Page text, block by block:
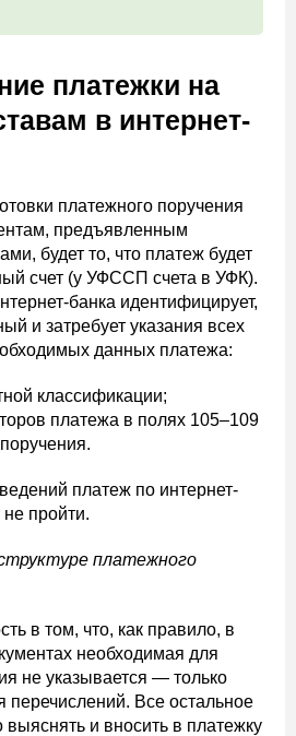
платежки на
в интернет-
платежного поручения
предъявленным
будет то, что платеж будет
счет (у УФССП счета в УФК).
банка идентифицирует,
и затребует указания всех
данных платежа:
классификации;
платежа в полях 105–109
платеж по интернет-
пройти.
платежного
в том, что, как правило, в
необходимая для
не указывается — только
перечислений. Все остальное
и вносить в платежку